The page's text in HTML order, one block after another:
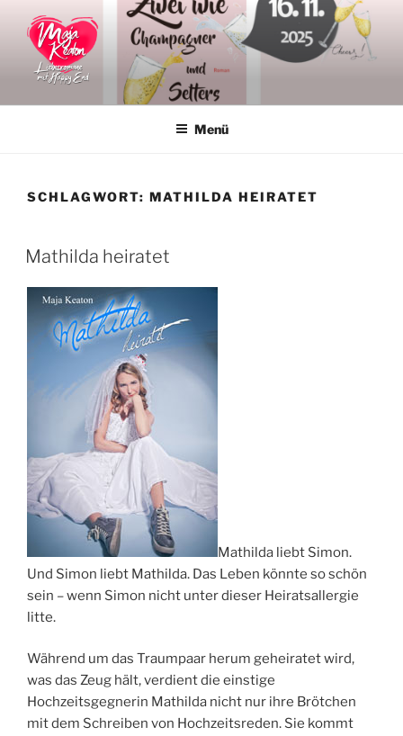
Inhalt
springen
MAJA KEATON
Menü
SCHLAGWORT: MATHILDA HEIRATET
VERÖFFENTLICHT
AM
Mathilda heiratet
Mathilda liebt Simon.
Und Simon liebt Mathilda. Das Leben könnte so schön
sein – wenn Simon nicht unter dieser Heiratsallergie
litte.
Während um das Traumpaar herum geheiratet wird,
was das Zeug hält, verdient die einstige
Hochzeitsgegnerin Mathilda nicht nur ihre Brötchen
mit dem Schreiben von Hochzeitsreden. Sie kommt